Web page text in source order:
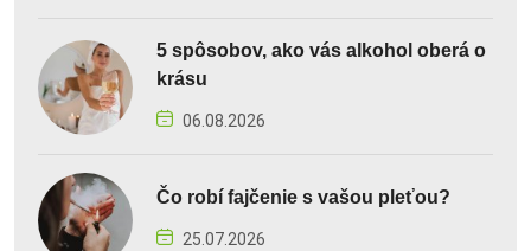
5 spôsobov, ako vás alkohol oberá o
krásu
06.08.2026
Čo robí fajčenie s vašou pleťou?
25.07.2026